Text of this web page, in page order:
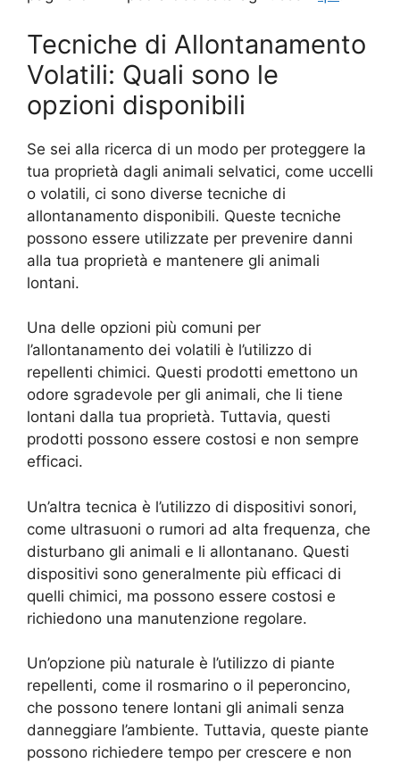
Tecniche di Allontanamento
Volatili: Quali sono le
opzioni disponibili
Se sei alla ricerca di un modo per proteggere la
tua proprietà dagli animali selvatici, come uccelli
o volatili, ci sono diverse tecniche di
allontanamento disponibili. Queste tecniche
possono essere utilizzate per prevenire danni
alla tua proprietà e mantenere gli animali
lontani.
Una delle opzioni più comuni per
l’allontanamento dei volatili è l’utilizzo di
repellenti chimici. Questi prodotti emettono un
odore sgradevole per gli animali, che li tiene
lontani dalla tua proprietà. Tuttavia, questi
prodotti possono essere costosi e non sempre
efficaci.
Un’altra tecnica è l’utilizzo di dispositivi sonori,
come ultrasuoni o rumori ad alta frequenza, che
disturbano gli animali e li allontanano. Questi
dispositivi sono generalmente più efficaci di
quelli chimici, ma possono essere costosi e
richiedono una manutenzione regolare.
Un’opzione più naturale è l’utilizzo di piante
repellenti, come il rosmarino o il peperoncino,
che possono tenere lontani gli animali senza
danneggiare l’ambiente. Tuttavia, queste piante
possono richiedere tempo per crescere e non